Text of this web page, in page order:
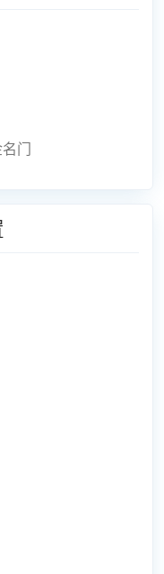
门